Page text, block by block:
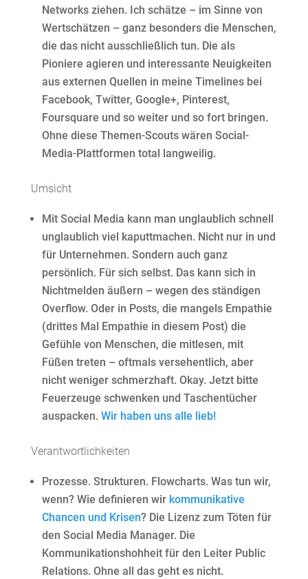
Networks ziehen. Ich schätze – im Sinne von
Wertschätzen – ganz besonders die Menschen,
die das nicht ausschließlich tun. Die als
Pioniere agieren und interessante Neuigkeiten
aus externen Quellen in meine Timelines bei
Facebook, Twitter, Google+, Pinterest,
Foursquare und so weiter und so fort bringen.
Ohne diese Themen-Scouts wären Social-
Media-Plattformen total langweilig.
Umsicht
Mit Social Media kann man unglaublich schnell
unglaublich viel kaputtmachen. Nicht nur in und
für Unternehmen. Sondern auch ganz
persönlich. Für sich selbst. Das kann sich in
Nichtmelden äußern – wegen des ständigen
Overflow. Oder in Posts, die mangels Empathie
(drittes Mal Empathie in diesem Post) die
Gefühle von Menschen, die mitlesen, mit
Füßen treten – oftmals versehentlich, aber
nicht weniger schmerzhaft. Okay. Jetzt bitte
Feuerzeuge schwenken und Taschentücher
auspacken. Wir haben uns alle lieb!
Verantwortlichkeiten
Prozesse. Strukturen. Flowcharts. Was tun wir,
wenn? Wie definieren wir kommunikative
Chancen und Krisen? Die Lizenz zum Töten für
den Social Media Manager. Die
Kommunikationshohheit für den Leiter Public
Relations. Ohne all das geht es nicht.